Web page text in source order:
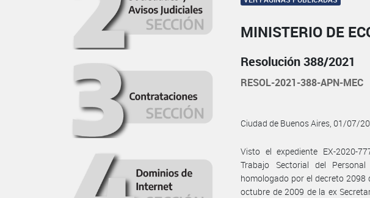
MINISTERIO DE
Resolución 388/2021
RESOL-2021-388-APN-MEC
Ciudad de Buenos Aires, 01/07/
Visto el expediente EX-2020-
Trabajo Sectorial del
homologado por el decreto 2098
octubre de 2009 de la ex